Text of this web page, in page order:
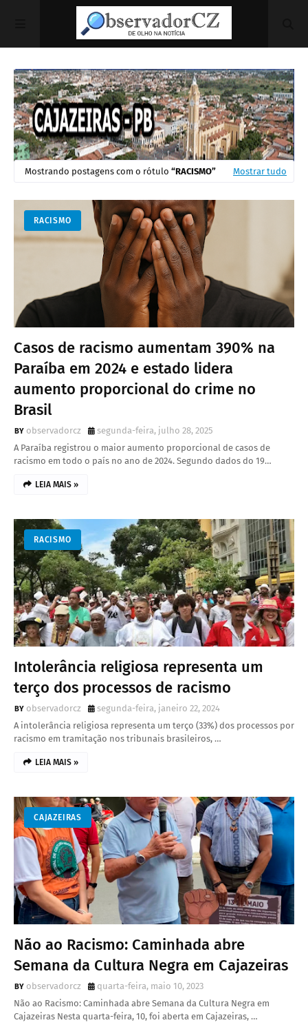
Mostrando postagens com o rótulo RACISMO Mostrar tudo
RACISMO
Casos de racismo aumentam 390% na
Paraíba em 2024 e estado lidera
aumento proporcional do crime no
Brasil
observadorcz
segunda-feira, julho 28, 2025
A Paraíba registrou o maior aumento proporcional de casos de
racismo em todo o país no ano de 2024. Segundo dados do 19…
LEIA MAIS »
RACISMO
Intolerância religiosa representa um
terço dos processos de racismo
observadorcz
segunda-feira, janeiro 22, 2024
A intolerância religiosa representa um terço (33%) dos processos por
racismo em tramitação nos tribunais brasileiros, …
LEIA MAIS »
CAJAZEIRAS
Não ao Racismo: Caminhada abre
Semana da Cultura Negra em Cajazeiras
observadorcz
quarta-feira, maio 10, 2023
Não ao Racismo: Caminhada abre Semana da Cultura Negra em
Cajazeiras Nesta quarta-feira, 10, foi aberta em Cajazeiras, …